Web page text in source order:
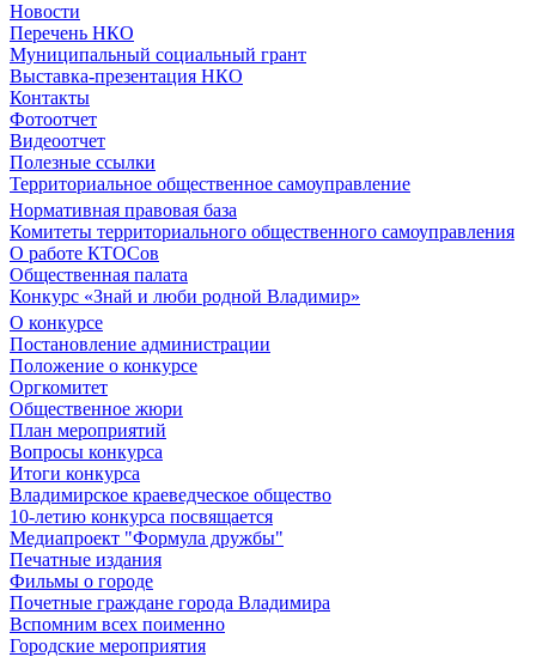
Новости
Перечень НКО
Муниципальный социальный грант
Выставка-презентация НКО
Контакты
Фотоотчет
Видеоотчет
Полезные ссылки
Территориальное общественное самоуправление
Нормативная правовая база
Комитеты территориального общественного самоуправления
О работе КТОСов
Общественная палата
Конкурс «Знай и люби родной Владимир»
О конкурсе
Постановление администрации
Положение о конкурсе
Оргкомитет
Общественное жюри
План мероприятий
Вопросы конкурса
Итоги конкурса
Владимирское краеведческое общество
10-летию конкурса посвящается
Медиапроект "Формула дружбы"
Печатные издания
Фильмы о городе
Почетные граждане города Владимира
Вспомним всех поименно
Городские мероприятия